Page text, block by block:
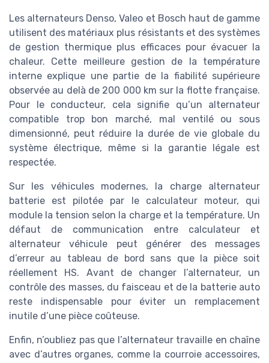
Les alternateurs Denso, Valeo et Bosch haut de gamme
utilisent des matériaux plus résistants et des systèmes
de gestion thermique plus efficaces pour évacuer la
chaleur. Cette meilleure gestion de la température
interne explique une partie de la fiabilité supérieure
observée au delà de 200 000 km sur la flotte française.
Pour le conducteur, cela signifie qu’un alternateur
compatible trop bon marché, mal ventilé ou sous
dimensionné, peut réduire la durée de vie globale du
système électrique, même si la garantie légale est
respectée.
Sur les véhicules modernes, la charge alternateur
batterie est pilotée par le calculateur moteur, qui
module la tension selon la charge et la température. Un
défaut de communication entre calculateur et
alternateur véhicule peut générer des messages
d’erreur au tableau de bord sans que la pièce soit
réellement HS. Avant de changer l’alternateur, un
contrôle des masses, du faisceau et de la batterie auto
reste indispensable pour éviter un remplacement
inutile d’une pièce coûteuse.
Enfin, n’oubliez pas que l’alternateur travaille en chaîne
avec d’autres organes, comme la courroie accessoires,